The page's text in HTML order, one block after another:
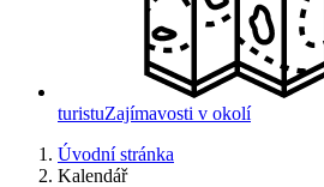
turistuZajímavosti v okolí
Úvodní stránka
Kalendář